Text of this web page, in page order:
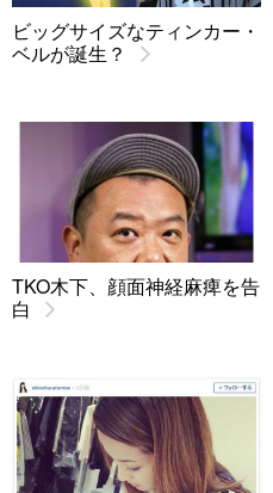
ビッグサイズなティンカー・
ベルが誕生？
TKO木下、顔面神経麻痺を告
白